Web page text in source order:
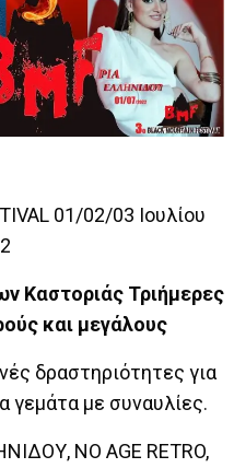
01/02/03 Ιουλίου
Καστοριάς Τριήμερες
και μεγάλους
δραστηριότητες για
γεμάτα με συναυλίες.
NO AGE RETRO,